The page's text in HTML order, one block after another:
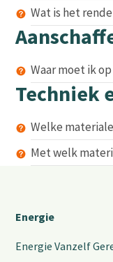
Wat is het
Waar moet ik
Techniek
Welke
Met welk
Energie
Energie Vanzelf